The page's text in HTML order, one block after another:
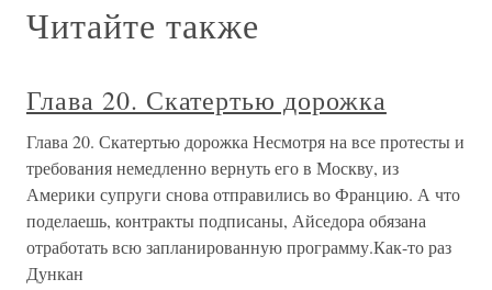
Читайте также
Глава 20. Скатертью дорожка
Глава 20. Скатертью дорожка Несмотря на все протесты и
требования немедленно вернуть его в Москву, из
Америки супруги снова отправились во Францию. А что
поделаешь, контракты подписаны, Айседора обязана
отработать всю запланированную программу.Как-то раз
Дункан